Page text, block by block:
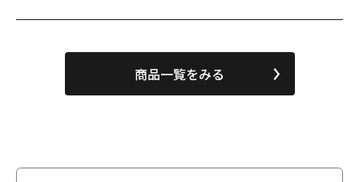
商品一覧をみる